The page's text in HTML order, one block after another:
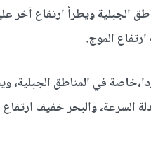
الجبلية ويطرأ ارتفاع آخر
الموج.
في المناطق الجبلية،
السرعة، والبحر خفيف ارتفاع